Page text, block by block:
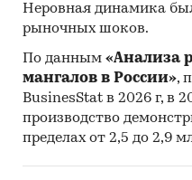
Неровная динамика
рыночных шоков.
По данным «Анализа
мангалов в России»,
BusinesStat в 2026 г, в
производство
пределах от 2,5 до 2,9